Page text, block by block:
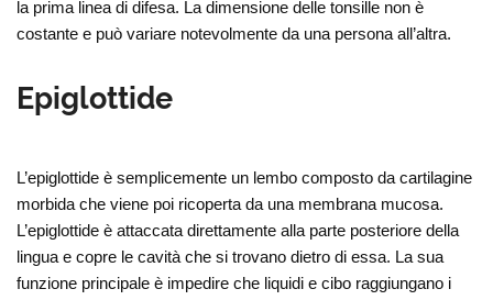
la prima linea di difesa. La dimensione delle tonsille non è
costante e può variare notevolmente da una persona all’altra.
Epiglottide
L’epiglottide è semplicemente un lembo composto da cartilagine
morbida che viene poi ricoperta da una membrana mucosa.
L’epiglottide è attaccata direttamente alla parte posteriore della
lingua e copre le cavità che si trovano dietro di essa. La sua
funzione principale è impedire che liquidi e cibo raggiungano i